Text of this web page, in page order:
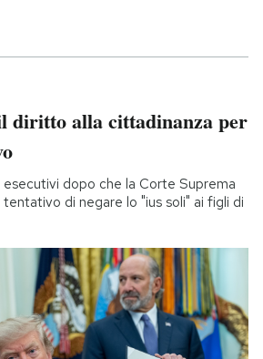
diritto alla cittadinanza per
dopo che la Corte Suprema
di negare lo "ius soli" ai figli di